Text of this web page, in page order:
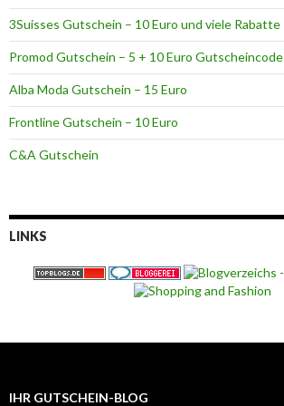
3Suisses Gutschein – 10 Euro und viele Rabatte
Promod Gutschein – 5 + 10 Euro Gutscheincode
Alba Moda Gutschein – 15 Euro
Frontline Gutschein – 10 Euro
C&A Gutschein
LINKS
IHR GUTSCHEIN-BLOG